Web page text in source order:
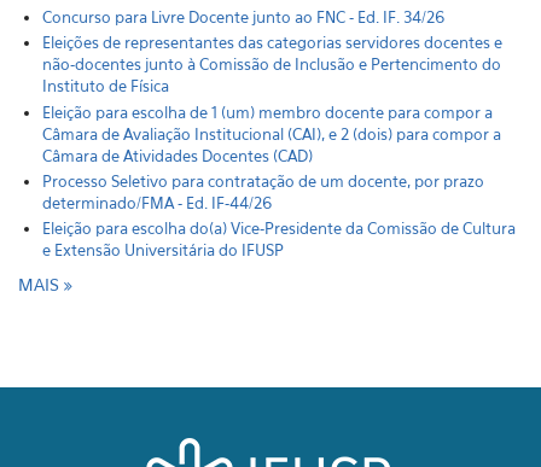
Concurso para Livre Docente junto ao FNC - Ed. IF. 34/26
Eleições de representantes das categorias servidores docentes e
não-docentes junto à Comissão de Inclusão e Pertencimento do
Instituto de Física
Eleição para escolha de 1 (um) membro docente para compor a
Câmara de Avaliação Institucional (CAI), e 2 (dois) para compor a
Câmara de Atividades Docentes (CAD)
Processo Seletivo para contratação de um docente, por prazo
determinado/FMA - Ed. IF-44/26
Eleição para escolha do(a) Vice-Presidente da Comissão de Cultura
e Extensão Universitária do IFUSP
MAIS